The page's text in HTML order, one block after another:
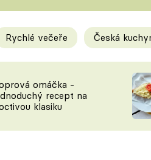
Rychlé večeře Česká
omáčka -
recept na
klasiku